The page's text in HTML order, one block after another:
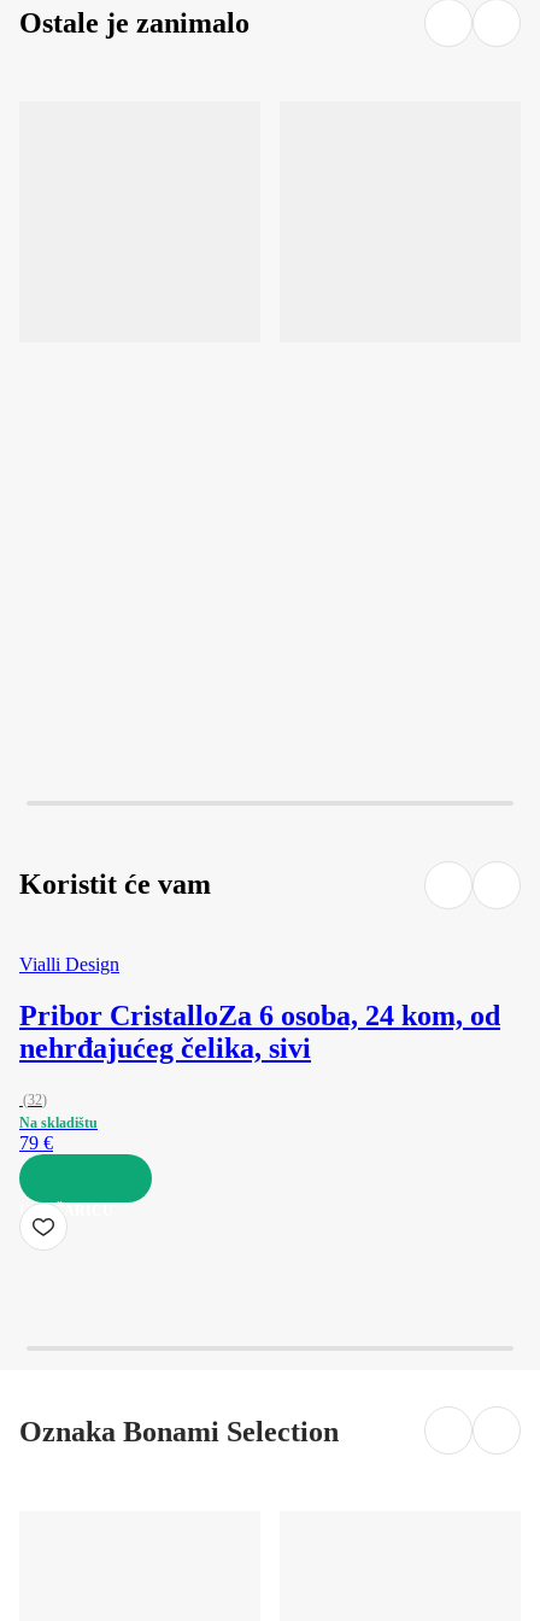
Ostale je zanimalo
Koristit će vam
Vialli Design
Pribor CristalloZa 6 osoba, 24 kom, od
nehrđajućeg čelika, sivi
(32)
Na skladištu
79 €
U KOŠARICU
Oznaka Bonami Selection